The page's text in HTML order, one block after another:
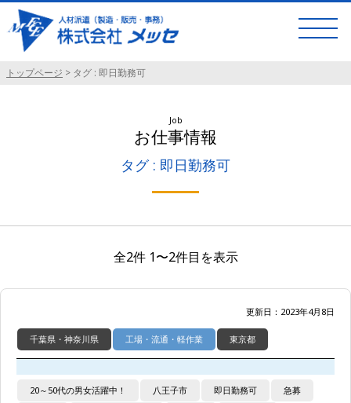
トップページ > タグ : 即日勤務可
Job
お仕事情報
タグ : 即日勤務可
全2件 1〜2件目を表示
更新日：2023年4月8日
千葉県・神奈川県 工場・流通・軽作業 東京都
20～50代の男女活躍中！ 八王子市 即日勤務可
急募